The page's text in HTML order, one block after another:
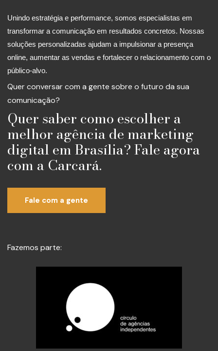
Unindo estratégia e performance, somos especialistas em
transformar a comunicação em resultados concretos. Nossas
soluções personalizadas ajudam a impulsionar a presença
online, aumentar as vendas e fortalecer o relacionamento com o
público-alvo.
Quer conversar com a gente sobre o futuro da sua
comunicação?
Quer saber como escolher a
melhor agência de marketing
digital em Brasília? Fale agora
com a Carcará.
Fale com a gente
Fazemos parte: